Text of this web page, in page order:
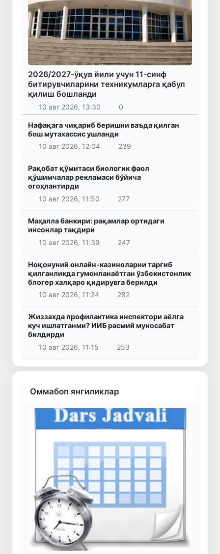
2026/2027-ўқув йили учун 11-синф
битирувчиларини техникумларга қабул
қилиш бошланди
10 авг 2026, 13:30 0
Нафақага чиқариб беришни ваъда қилган
бош мутахассис ушланди
10 авг 2026, 12:04
239
Рақобат қўмитаси биологик фаол
қўшимчалар рекламаси бўйича
огоҳлантирди
10 авг 2026, 11:50
277
Маҳалла банкири: рақамлар ортидаги
инсонлар тақдири
10 авг 2026, 11:39
247
Ноқонуний онлайн-казиноларни тарғиб
қилганликда гумонланаётган ўзбекистонлик
блогер халқаро қидирувга берилди
10 авг 2026, 11:24
282
Жиззахда профилактика инспектори аёлга
куч ишлатганми? ИИБ расмий муносабат
билдирди
10 авг 2026, 11:15
253
Оммабоп янгиликлар